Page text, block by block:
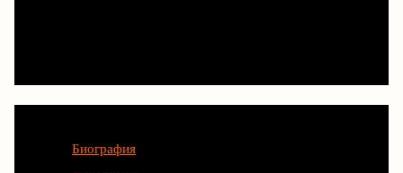
Биография